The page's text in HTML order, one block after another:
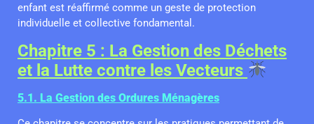
enfant est réaffirmé comme un geste de protection
individuelle et collective fondamental.
Chapitre 5 : La Gestion des Déchets
et la Lutte contre les Vecteurs
5.1. La Gestion des Ordures Ménagères